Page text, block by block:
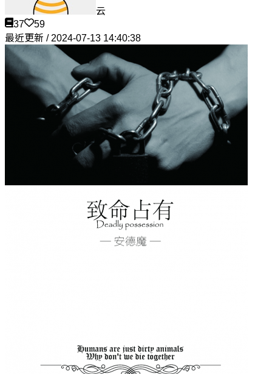
云
37
59
最近更新 / 2024-07-13 14:40:38